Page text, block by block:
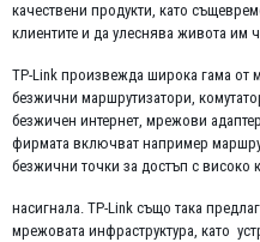
качествени продукти, като
клиентите и да улеснява живота им
TP-Link произвежда широка гама от
безжични маршрутизатори,
безжичен интернет, мрежови
фирмата включват например
безжични точки за достъп с високо
насигнала. TP-Link също така
мрежовата инфраструктура, като